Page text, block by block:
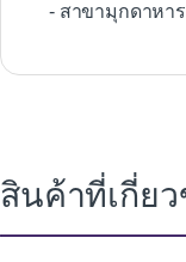
- สาขามุกดาหาร
สินค้าที่เกี่ยว